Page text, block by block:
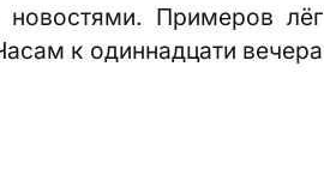
Примеров лёг
к одиннадцати вечера